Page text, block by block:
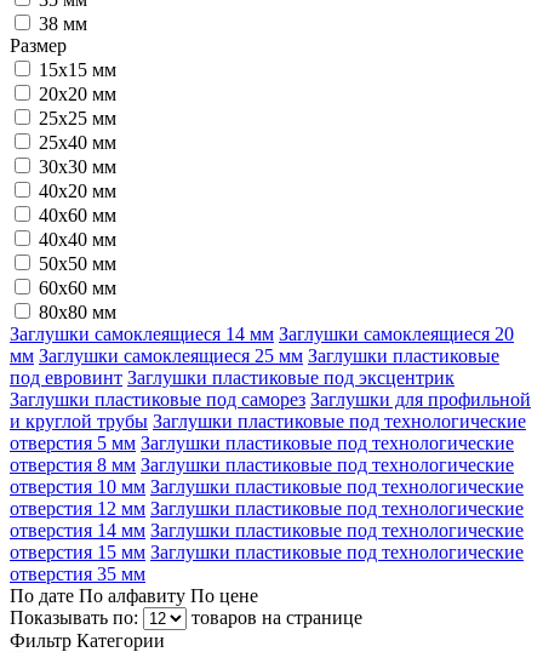
38 мм
Размер
15x15 мм
20х20 мм
25x25 мм
25x40 мм
30x30 мм
40x20 мм
40x60 мм
40х40 мм
50x50 мм
60x60 мм
80x80 мм
Заглушки самоклеящиеся 14 мм Заглушки самоклеящиеся 20
мм Заглушки самоклеящиеся 25 мм Заглушки пластиковые
под евровинт Заглушки пластиковые под эксцентрик
Заглушки пластиковые под саморез Заглушки для профильной
и круглой трубы Заглушки пластиковые под технологические
отверстия 5 мм Заглушки пластиковые под технологические
отверстия 8 мм Заглушки пластиковые под технологические
отверстия 10 мм Заглушки пластиковые под технологические
отверстия 12 мм Заглушки пластиковые под технологические
отверстия 14 мм Заглушки пластиковые под технологические
отверстия 15 мм Заглушки пластиковые под технологические
отверстия 35 мм
По дате По алфавиту По цене
Показывать по:
товаров на странице
Фильтр Категории